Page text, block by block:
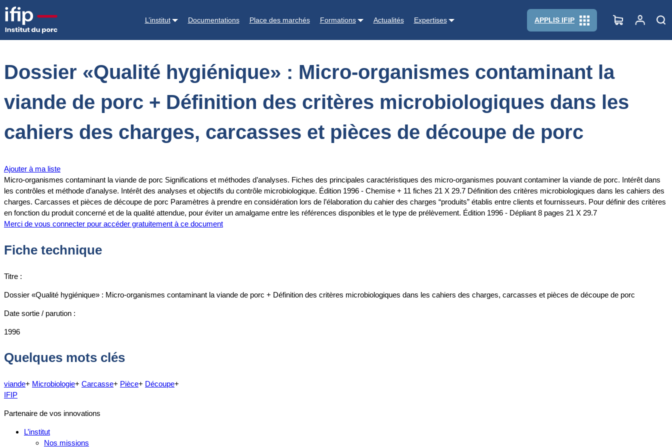
L’institut Documentations Place des marchés Formations Actualités Expertises APPLIS IFIP
Accueil Documentations
Dossier «Qualité hygiénique» : Micro-organismes contaminant la viande de porc + Définition des critères microbiologiques dans les cahiers des charges, carcasses et pièces de
découpe de porc
Dossier «Qualité hygiénique» : Micro-organismes contaminant la
viande de porc + Définition des critères microbiologiques dans les
cahiers des charges, carcasses et pièces de découpe de porc
Ajouter à ma liste
Micro-organismes contaminant la viande de porc Significations et méthodes d’analyses. Fiches des principales caractéristiques des micro-organismes pouvant contaminer la viande de porc. Intérêt dans
les contrôles et méthode d’analyse. Intérêt des analyses et objectifs du contrôle microbiologique. Édition 1996 - Chemise + 11 fiches 21 X 29.7 Définition des critères microbiologiques dans les cahiers des
charges. Carcasses et pièces de découpe de porc Paramètres à prendre en considération lors de l’élaboration du cahier des charges “produits” établis entre clients et fournisseurs. Pour définir des critères
en fonction du produit concerné et de la qualité attendue, pour éviter un amalgame entre les références disponibles et le type de prélèvement. Édition 1996 - Dépliant 8 pages 21 X 29.7
Merci de vous connecter pour accéder gratuitement à ce document
Fiche technique
Titre :
Dossier «Qualité hygiénique» : Micro-organismes contaminant la viande de porc + Définition des critères microbiologiques dans les cahiers des charges, carcasses et pièces de découpe de porc
Date sortie / parution :
1996
Quelques mots clés
viande+ Microbiologie+ Carcasse+ Pièce+ Découpe+
IFIP
Partenaire de vos innovations
L’institut
Nos missions